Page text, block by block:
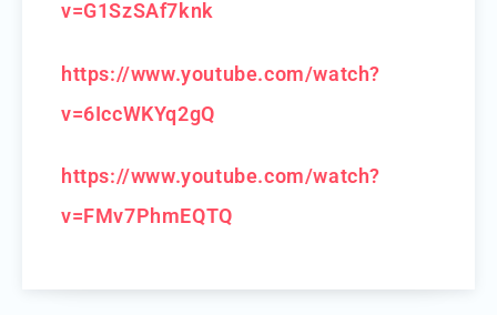
v=G1SzSAf7knk
https://www.youtube.com/watch?
v=6IccWKYq2gQ
https://www.youtube.com/watch?
v=FMv7PhmEQTQ